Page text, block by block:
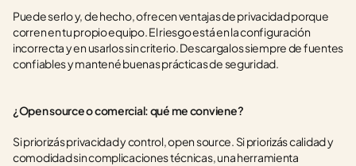
Puede serlo y, de hecho, ofrecen ventajas de privacidad porque
corren en tu propio equipo. El riesgo está en la configuración
incorrecta y en usarlos sin criterio. Descargalos siempre de fuentes
confiables y mantené buenas prácticas de seguridad.
¿Open source o comercial: qué me conviene?
Si priorizás privacidad y control, open source. Si priorizás calidad y
comodidad sin complicaciones técnicas, una herramienta